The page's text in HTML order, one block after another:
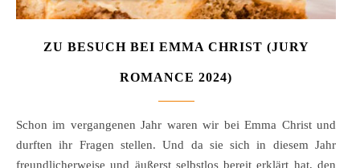
ZU BESUCH BEI EMMA CHRIST (JURY
ROMANCE 2024)
Schon im vergangenen Jahr waren wir bei Emma Christ und
durften ihr Fragen stellen. Und da sie sich in diesem Jahr
freundlicherweise und äußerst selbstlos bereit erklärt hat, den